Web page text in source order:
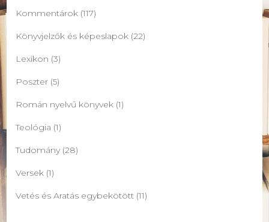
Kommentárok (117)
Könyvjelzők és képeslapok (22)
Lexikon (3)
Poszter (5)
Román nyelvű könyvek (1)
Teológia (1)
Tudomány (28)
Versek (1)
Vetés és Aratás egybekötött (11)